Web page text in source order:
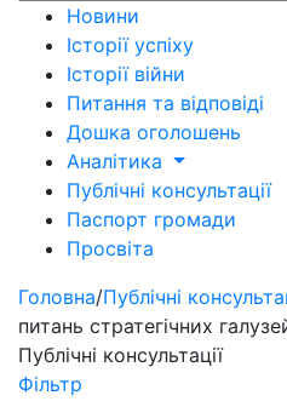
Новини
Історії успіху
Історії війни
Питання та відповіді
Дошка оголошень
Аналітика
Публічні консультації
Паспорт громади
Просвіта
Головна/Публічні
питань стратегічних
Публічні консультації
Фільтр